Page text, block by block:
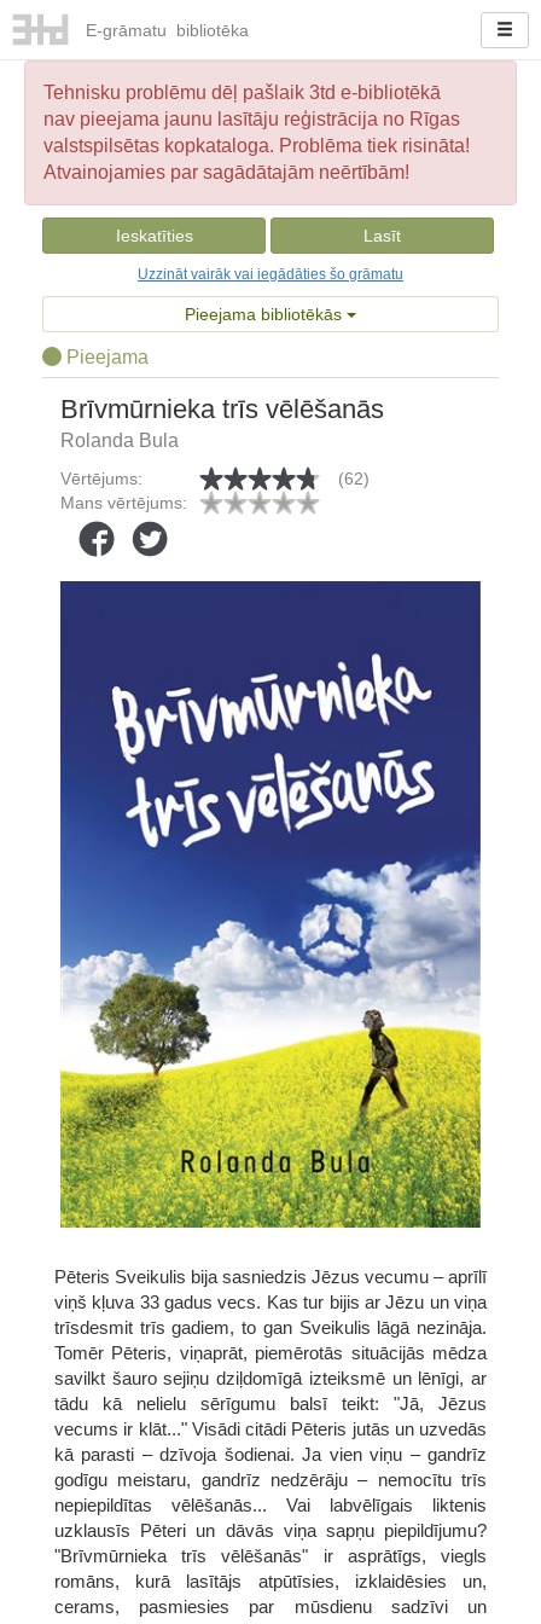
E-grāmatu bibliotēka
Tehnisku problēmu dēļ pašlaik 3td e-bibliotēkā
nav pieejama jaunu lasītāju reģistrācija no Rīgas
valstspilsētas kopkataloga. Problēma tiek risināta!
Atvainojamies par sagādātajām neērtībām!
Ieskatīties Lasīt
Uzzināt vairāk vai iegādāties šo grāmatu
Pieejama bibliotēkās
Pieejama
Brīvmūrnieka trīs vēlēšanās
Rolanda Bula
Vērtējums:
(62)
Mans vērtējums:
Pēteris Sveikulis bija sasniedzis Jēzus vecumu – aprīlī
viņš kļuva 33 gadus vecs. Kas tur bijis ar Jēzu un viņa
trīsdesmit trīs gadiem, to gan Sveikulis lāgā nezināja.
Tomēr Pēteris, viņaprāt, piemērotās situācijās mēdza
savilkt šauro sejiņu dziļdomīgā izteiksmē un lēnīgi, ar
tādu kā nelielu sērīgumu balsī teikt: "Jā, Jēzus
vecums ir klāt..." Visādi citādi Pēteris jutās un uzvedās
kā parasti – dzīvoja šodienai. Ja vien viņu – gandrīz
godīgu meistaru, gandrīz nedzērāju – nemocītu trīs
nepiepildītas vēlēšanās... Vai labvēlīgais liktenis
uzklausīs Pēteri un dāvās viņa sapņu piepildījumu?
"Brīvmūrnieka trīs vēlēšanās" ir asprātīgs, viegls
romāns, kurā lasītājs atpūtīsies, izklaidēsies un,
cerams, pasmiesies par mūsdienu sadzīvi un